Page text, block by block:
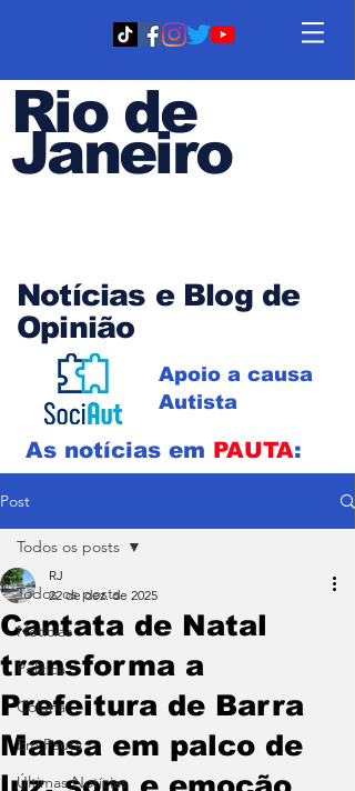
Rio de
Janeiro
Notícias e Blog de
Opinião
Apoio a causa
Autista
As notícias em PAUTA:
Post
Todos os posts
Notícias
Política
Coluna
Em Pauta
Últimas Notícias
Todos os posts
Cantata de Natal
transforma a
Prefeitura de Barra
Mansa em palco de
RJ
22 de dez. de 2025